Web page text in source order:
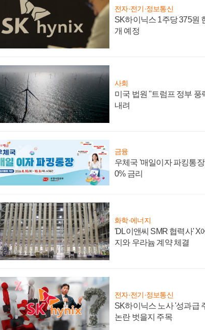
전자·전기·정보통신
SK하이닉스 1주당 375원
개 예정
사회
미국 법원 "트럼프 정부 풍
내려
금융
우체국 '매일이자 파킹통
0% 금리
화학·에너지
'DL이앤씨 SMR 협력사' X
지와 우라늄 계약 체결
전자·전기·정보통신
SK하이닉스 노사 '성과급
논란 벗을지 주목